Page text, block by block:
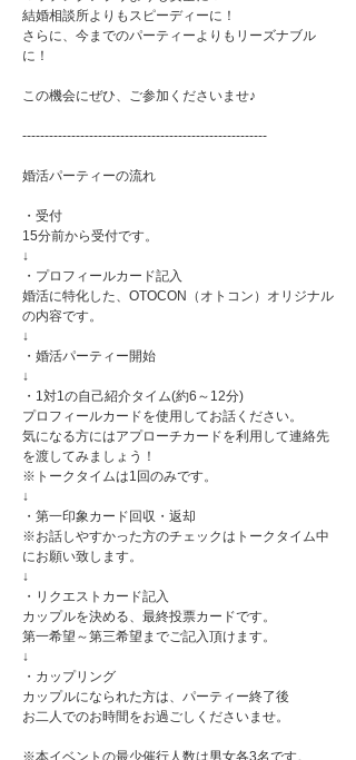
結婚相談所よりもスピーディーに！
さらに、今までのパーティーよりもリーズナブル
に！
この機会にぜひ、ご参加くださいませ♪
-------------------------------------------------------
婚活パーティーの流れ
・受付
15分前から受付です。
↓
・プロフィールカード記入
婚活に特化した、OTOCON（オトコン）オリジナル
の内容です。
↓
・婚活パーティー開始
↓
・1対1の自己紹介タイム(約6～12分)
プロフィールカードを使用してお話ください。
気になる方にはアプローチカードを利用して連絡先
を渡してみましょう！
※トークタイムは1回のみです。
↓
・第一印象カード回収・返却
※お話しやすかった方のチェックはトークタイム中
にお願い致します。
↓
・リクエストカード記入
カップルを決める、最終投票カードです。
第一希望～第三希望までご記入頂けます。
↓
・カップリング
カップルになられた方は、パーティー終了後
お二人でのお時間をお過ごしくださいませ。
※本イベントの最少催行人数は男女各3名です。